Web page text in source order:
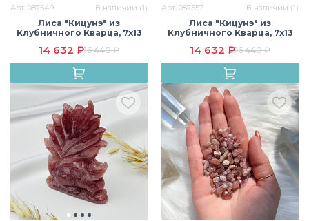
Арт. 087549 В наличии (1)
Лиса "Кицунэ" из
Клубничного Кварца, 7х13
14 632 ₽16 440 ₽
Арт. 087557 В наличии (1)
Лиса "Кицунэ" из
Клубничного Кварца, 7х13
14 632 ₽16 440 ₽